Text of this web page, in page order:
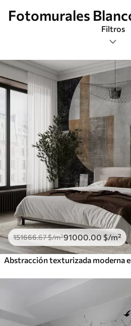
Fotomurales
Filtros
Etiquetas
Formato de
Paleta de
Inteligente
Borrar todos los
151666.67$/m²91000.00 $/m²